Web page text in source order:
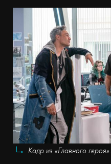
Кадр из «Главного